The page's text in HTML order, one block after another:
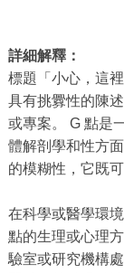
詳細解釋：
標題「小心，這
具有挑釁性的陳
或專案。 G 點是
體解剖學和性方
的模糊性，它既
在科學或醫學環
點的生理或心理
驗室或研究機構